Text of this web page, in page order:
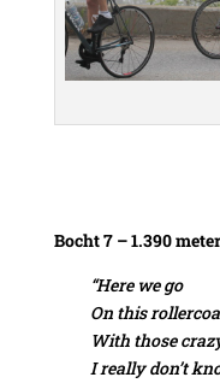
Bocht 7 – 1.390
“Here we go
On this
With those
I really don’t